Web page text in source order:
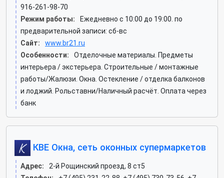
916-261-98-70
Режим работы:
Ежедневно с 10:00 до 19:00. по
предварительной записи: сб-вс
Сайт:
www.br21.ru
Особенности:
Отделочные материалы. Предметы
интерьера / экстерьера. Строительные / монтажные
работы/Жалюзи. Окна. Остекление / отделка балконов
и лоджий. Рольставни/Наличный расчёт. Оплата через
банк
КВЕ Окна, сеть оконных супермаркетов
Адрес:
2-й Рощинский проезд, 8 ст5